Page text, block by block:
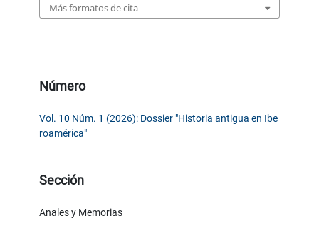
Más formatos de cita
Número
Vol. 10 Núm. 1 (2026): Dossier "Historia antigua en Ibe
roamérica"
Sección
Anales y Memorias